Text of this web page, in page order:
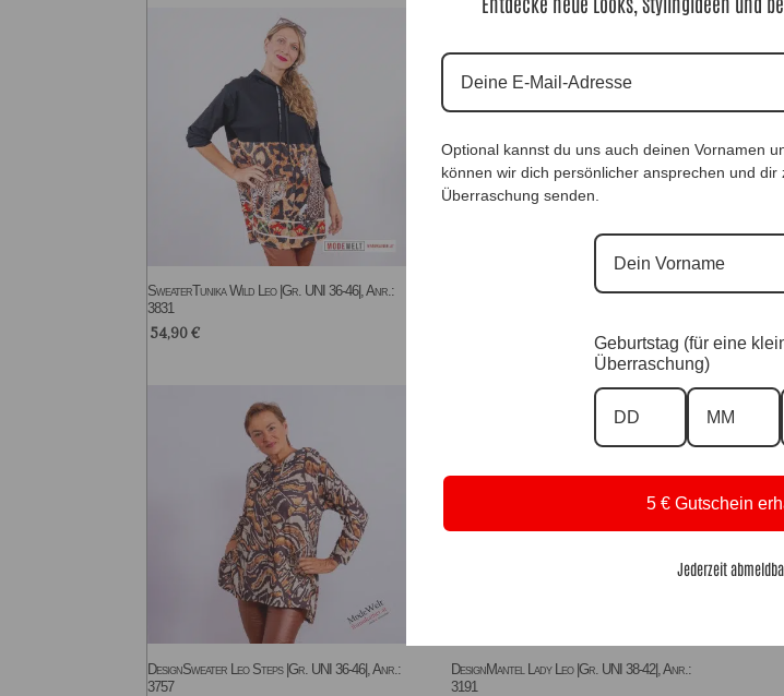
SweaterTunika Wild Leo |Gr. UNI 36-46|, Anr.:
3831
54,90€
DesignJacke Harmony Flowers |Gr. UNI 40-
DesignSweater Leo Steps |Gr. UNI 36-46|, Anr.:
3757
DesignMantel Lady Leo |Gr. UNI 38-42|, Anr.:
3191
Optional kannst du uns auch deinen Vornamen
können wir dich persönlicher ansprechen und
Überraschung senden.
Geburtstag (für eine
Überraschung)
5 € Gutschein
Jederzeit